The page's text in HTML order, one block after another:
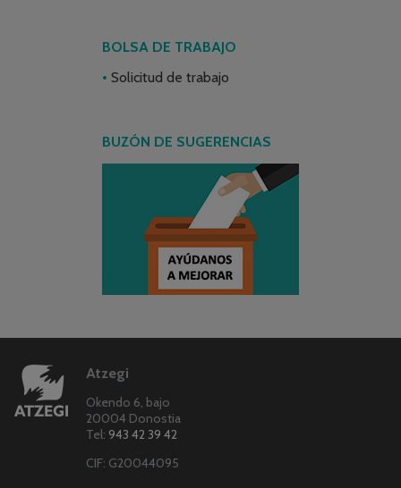
BOLSA DE TRABAJO
Solicitud de trabajo
BUZÓN DE SUGERENCIAS
Atzegi
Okendo 6, bajo
20004 Donostia
Tel: 943 42 39 42
CIF: G20044095